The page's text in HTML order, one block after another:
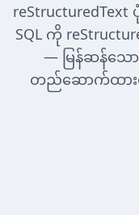
reStructuredText
SQL ကို
— မြန်ဆန်သေ
တည်ဆောက်ထားသ